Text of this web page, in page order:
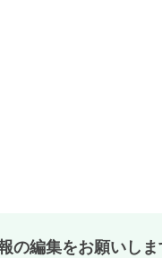
の編集をお願いしま